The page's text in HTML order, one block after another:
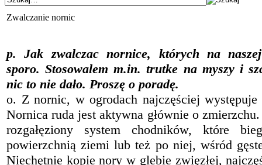
Zwalczanie nornic
p. Jak zwalczac nornice, których na
sporo. Stosowalem m.in. trutke na myszy i
nic to nie dało. Proszę o poradę.
o. Z nornic, w ogrodach najczęściej występuje
Nornica ruda jest aktywna głównie o
rozgałęziony system chodników, które
powierzchnią ziemi lub też po niej, wśród
Niechętnie kopie nory w glebie zwięzłej,